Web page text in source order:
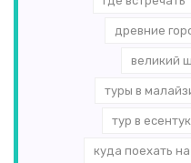
древние
великий
туры в
тур в
куда поехать